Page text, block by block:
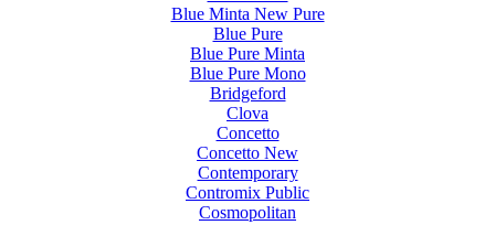
Blue Minta New Pure
Blue Pure
Blue Pure Minta
Blue Pure Mono
Bridgeford
Clova
Concetto
Concetto New
Contemporary
Contromix Public
Cosmopolitan